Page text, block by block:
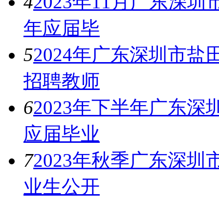
年应届毕
52024年广东深圳市盐
招聘教师
62023年下半年广东深
应届毕业
72023年秋季广东深圳
业生公开